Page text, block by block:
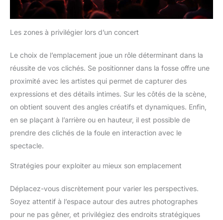
Les zones à privilégier lors d’un concert
Le choix de l’emplacement joue un rôle déterminant dans la
réussite de vos clichés. Se positionner dans la fosse offre une
proximité avec les artistes qui permet de capturer des
expressions et des détails intimes. Sur les côtés de la scène,
on obtient souvent des angles créatifs et dynamiques. Enfin,
en se plaçant à l’arrière ou en hauteur, il est possible de
prendre des clichés de la foule en interaction avec le
spectacle.
Stratégies pour exploiter au mieux son emplacement
Déplacez-vous discrètement pour varier les perspectives.
Soyez attentif à l’espace autour des autres photographes
pour ne pas gêner, et privilégiez des endroits stratégiques